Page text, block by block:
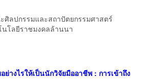
ศิลปกรรมและสถาปัตยกรรมศาสตร์
นโลยีราชมงคลล้านนา
ย่างไรให้เป็นนักวิจัยมืออาชีพ : การเข้าถึง